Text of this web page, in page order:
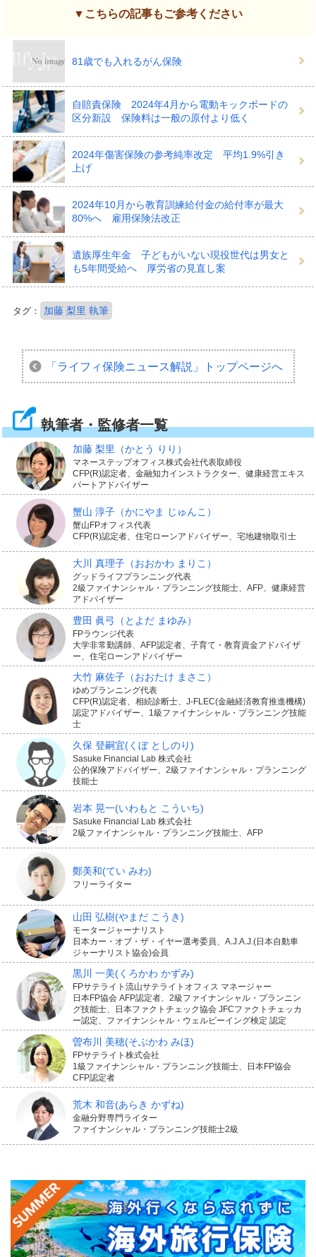
▼こちらの記事もご参考ください
81歳でも入れるがん保険
自賠責保険 2024年4月から電動キックボードの
区分新設 保険料は一般の原付より低く
2024年傷害保険の参考純率改定 平均1.9%引き
上げ
2024年10月から教育訓練給付金の給付率が最大
80%へ 雇用保険法改正
遺族厚生年金 子どもがいない現役世代は男女と
も5年間受給へ 厚労省の見直し案
タグ： 加藤 梨里 執筆
「ライフィ保険ニュース解説」 トップページへ
執筆者・監修者一覧
加藤 梨里 （かとう りり）
マネーステップオフィス株式会社代表取締役
CFP(R)認定者、金融知力インストラクター、健康経営エキス
パートアドバイザー
蟹山 淳子 （かにやま じゅんこ）
蟹山FPオフィス代表
CFP(R)認定者、住宅ローンアドバイザー、宅地建物取引士
大川 真理子 （おおかわ まりこ）
グッドライフプランニング代表
2級ファイナンシャル・プランニング技能士、AFP、健康経営
アドバイザー
豊田 眞弓 （とよだ まゆみ）
FPラウンジ代表
大学非常勤講師、AFP認定者、子育て・教育資金アドバイザ
ー、住宅ローンアドバイザー
大竹 麻佐子 （おおたけ まさこ）
ゆめプランニング代表
CFP(R)認定者、相続診断士、J-FLEC(金融経済教育推進機構)
認定アドバイザー、1級ファイナンシャル・プランニング技能
士
久保 登嗣宜(くぼ としのり)
Sasuke Financial Lab 株式会社
公的保険アドバイザー、2級ファイナンシャル・プランニング
技能士
岩本 晃一(いわもと こういち)
Sasuke Financial Lab 株式会社
2級ファイナンシャル・プランニング技能士、AFP
鄭美和(てい みわ)
フリーライター
山田 弘樹(やまだ こうき)
モータージャーナリスト
日本カー・オブ・ザ・イヤー選考委員、A.J.A.J.(日本自動車
ジャーナリスト協会)会員
黒川 一美(くろかわ かずみ)
FPサテライト流山サテライトオフィス マネージャー
日本FP協会 AFP認定者、2級ファイナンシャル・プランニン
グ技能士、日本ファクトチェック協会 JFCファクトチェッカ
ー認定、ファイナンシャル・ウェルビーイング検定 認定
曽布川 美穂(そぶかわ みほ)
FPサテライト株式会社
1級ファイナンシャル・プランニング技能士、日本FP協会
CFP認定者
荒木 和音(あらき かずね)
金融分野専門ライター
ファイナンシャル・プランニング技能士2級